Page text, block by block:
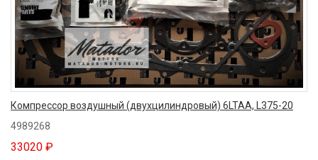
Компрессор воздушный (двухцилиндровый) 6LTAA, L375-20
4989268
33020 ₽